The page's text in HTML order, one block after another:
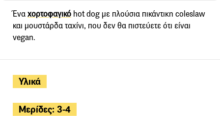
Υλικά
Μερίδες: 3-4
Έναχορτοφαγικό hot dog με πλούσια πικάντικη coleslaw
και μουστάρδα ταχίνι, που δεν θα πιστεύετε ότι είναι
vegan.